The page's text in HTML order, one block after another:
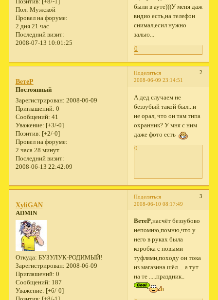
Позитив: [+8/-1]
Пол: Мужской
Провел на форуме:
2 дня 21 час
Последний визит:
2008-07-13 10:01:25
были в ауте)))У меня даж
видио есть,на телефон
снимал,есил нужно
залью...
0
Поделиться
2
2008-06-09 23:14:51
ВетеР
Постоянный
Зарегистрирован: 2008-06-09
Приглашений: 0
Сообщений: 41
Уважение: [+3/-0]
Позитив: [+2/-0]
Провел на форуме:
2 часа 28 минут
Последний визит:
2008-06-13 22:42:09
А дед случаем не
беззубый такой был...и
не орал, что он там типа
охранник? У мня с ним
даже фото есть
0
Поделиться
3
2008-06-10 08:17:49
XyliGAN
ADMIN
Откуда: БУЗУЛУК-РОДИМЫЙ!
Зарегистрирован: 2008-06-09
Приглашений: 0
Сообщений: 187
Уважение: [+6/-0]
ВетеР,насчёт беззубово
непомню,помню,что у
него в руках была
коробка с новыми
туфлями,походу он тока
из магазина шёл.....а тут
на те .....праздник..